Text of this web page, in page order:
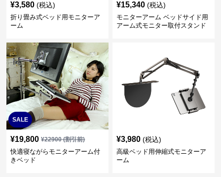
¥3,580 (税込)
折り畳み式ベッド用モニターア
ーム
¥15,340 (税込)
モニターアーム ベッドサイド用
アーム式モニター取付スタンド
SALE
¥19,800 ¥22900(割引前)
快適寝ながらモニターアーム付
きベッド
¥3,980 (税込)
高級ベッド用伸縮式モニターア
ーム